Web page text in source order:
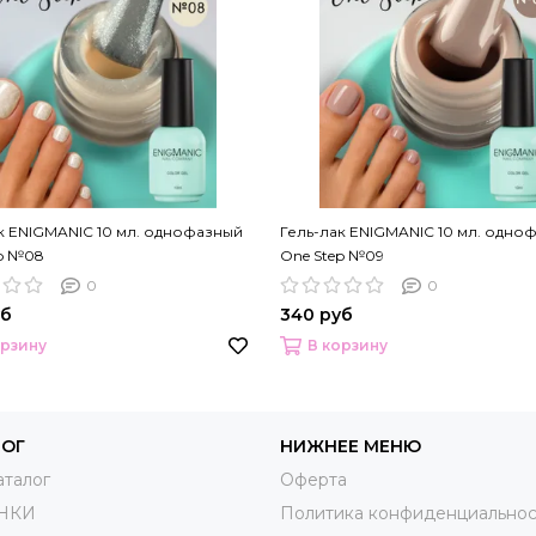
ENIGMANIC 10 мл. однофазный
№08
0
Гель-лак ENIGMANIC 10 мл.
One Step №09
0
340 руб
В корзину
НИЖНЕЕ МЕНЮ
Оферта
Политика